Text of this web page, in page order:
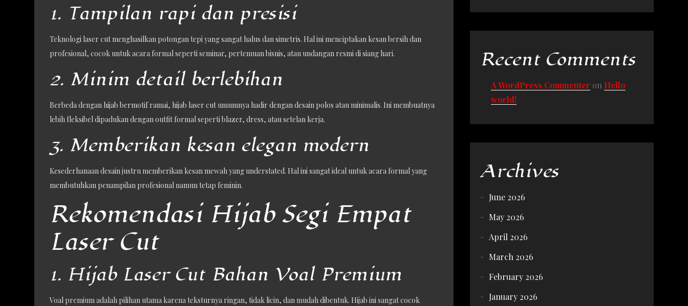
1. Tampilan rapi dan presisi
Teknologi laser cut menghasilkan potongan tepi yang sangat halus dan simetris. Hal ini menciptakan kesan bersih dan
profesional, cocok untuk acara formal seperti seminar, pertemuan bisnis, atau undangan resmi di siang hari.
2. Minim detail berlebihan
Berbeda dengan hijab bermotif ramai, hijab laser cut umumnya hadir dengan desain polos atau minimalis. Ini membuatnya
lebih fleksibel dipadukan dengan outfit formal seperti blazer, dress, atau setelan kerja.
3. Memberikan kesan elegan modern
Kesederhanaan desain justru memberikan kesan mewah yang understated. Hal ini sangat ideal untuk acara formal yang
membutuhkan penampilan profesional namun tetap feminin.
Rekomendasi Hijab Segi Empat
Laser Cut
1. Hijab Laser Cut Bahan Voal Premium
Voal premium adalah pilihan utama karena teksturnya ringan, tidak licin, dan mudah dibentuk. Hijab ini sangat cocok
Recent Comments
A WordPress Commenter on Hello
world!
Archives
June 2026
May 2026
April 2026
March 2026
February 2026
January 2026